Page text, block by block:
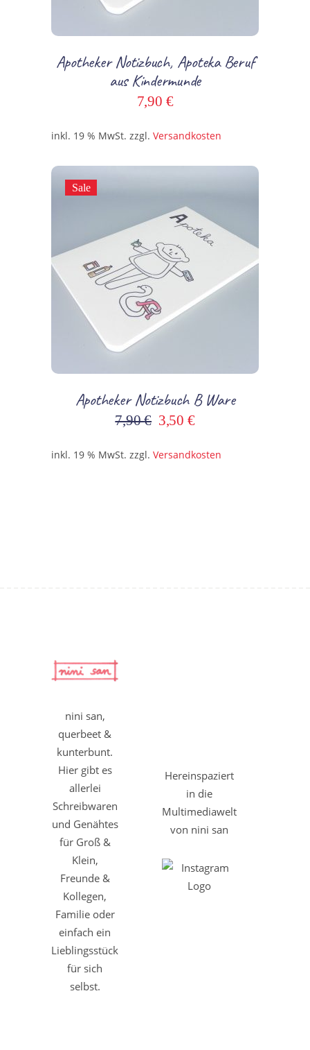
Apotheker Notizbuch, Apoteka Beruf
aus Kindermunde
7,90 €
inkl. 19 % MwSt. zzgl. Versandkosten
Sale
In den Warenkorb
Apotheker Notizbuch B Ware
7,90€ Ursprünglicher
war:
3,50 €Aktueller
ist:
inkl. 19 % MwSt. zzgl. Versandkosten
nini san,
querbeet &
kunterbunt.
Hier gibt es
allerlei
Schreibwaren
und Genähtes
für Groß &
Klein,
Freunde &
Kollegen,
Familie oder
einfach ein
Lieblingsstück
für sich
selbst.
Hereinspaziert
in die
Multimediawelt
von nini san